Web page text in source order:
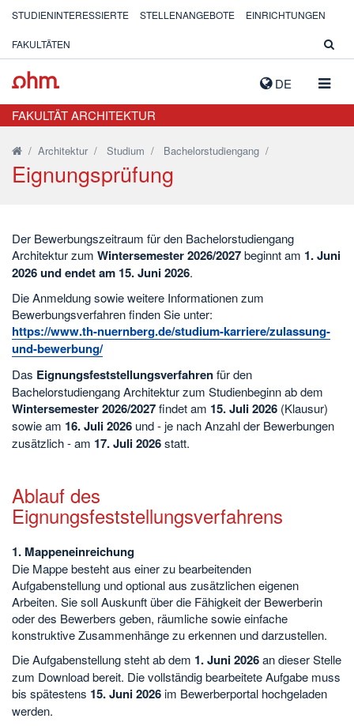
DE
STUDIENINTERESSIERTE STELLENANGEBOTE EINRICHTUNGEN
FAKULTÄTEN
FAKULTÄT ARCHITEKTUR
/ Architektur / Studium / Bachelorstudiengang /
Eignungsprüfung
Der Bewerbungszeitraum für den Bachelorstudiengang
Architektur zum Wintersemester 2026/2027beginnt am 1. Juni
2026 und endet am 15. Juni 2026.
Die Anmeldung sowie weitere Informationen zum
Bewerbungsverfahren finden Sie unter:
https://www.th-nuernberg.de/studium-karriere/zulassung-
und-bewerbung/
Das Eignungsfeststellungsverfahrenfür den
Bachelorstudiengang Architektur zum Studienbeginn ab dem
Wintersemester 2026/2027findet am 15. Juli 2026 (Klausur)
sowie am 16. Juli 2026 und - je nach Anzahl der Bewerbungen
zusätzlich - am 17. Juli 2026statt.
Ablauf des
Eignungsfeststellungsverfahrens
1. Mappeneinreichung
Die Mappe besteht aus einer zu bearbeitenden
Aufgabenstellung und optional aus zusätzlichen eigenen
Arbeiten. Sie soll Auskunft über die Fähigkeit der Bewerberin
oder des Bewerbers geben, räumliche sowie einfache
konstruktive Zusammenhänge zu erkennen und darzustellen.
Die Aufgabenstellung steht ab dem 1. Juni 2026an dieser Stelle
zum Download bereit. Die vollständig bearbeitete Aufgabe muss
bis spätestens 15. Juni 2026im Bewerberportal hochgeladen
werden.